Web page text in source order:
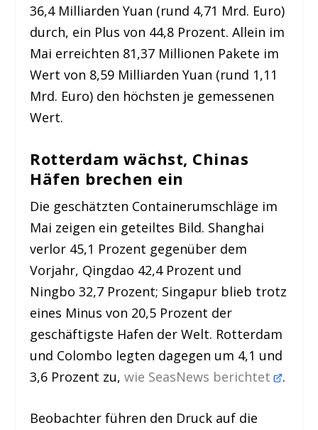
36,4 Milliarden Yuan (rund 4,71 Mrd. Euro)
durch, ein Plus von 44,8 Prozent. Allein im
Mai erreichten 81,37 Millionen Pakete im
Wert von 8,59 Milliarden Yuan (rund 1,11
Mrd. Euro) den höchsten je gemessenen
Wert.
Rotterdam wächst, Chinas
Häfen brechen ein
Die geschätzten Containerumschläge im
Mai zeigen ein geteiltes Bild. Shanghai
verlor 45,1 Prozent gegenüber dem
Vorjahr, Qingdao 42,4 Prozent und
Ningbo 32,7 Prozent; Singapur blieb trotz
eines Minus von 20,5 Prozent der
geschäftigste Hafen der Welt. Rotterdam
und Colombo legten dagegen um 4,1 und
3,6 Prozent zu,wie SeasNews berichtet .
Beobachter führen den Druck auf die